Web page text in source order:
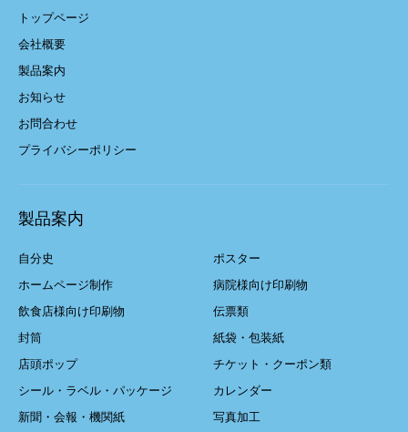
トップページ
会社概要
製品案内
お知らせ
お問合わせ
プライバシーポリシー
製品案内
自分史
ポスター
ホームページ制作
病院様向け印刷物
飲食店様向け印刷物
伝票類
封筒
紙袋・包装紙
店頭ポップ
チケット・クーポン類
シール・ラベル・パッケージ
カレンダー
新聞・会報・機関紙
写真加工